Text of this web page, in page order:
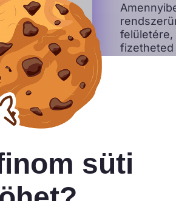
felületére,
fizetheted
Ha az
pedig
az
az alábbi számon:
9:00-17:00 között)
süti